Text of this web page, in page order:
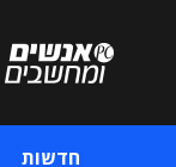
חדשות